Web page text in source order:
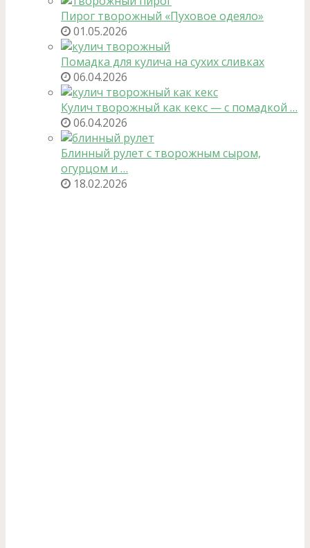
Пирог творожный «Пуховое одеяло»
01.05.2026
Помадка для кулича на сухих сливках
06.04.2026
Кулич творожный как кекс — с помадкой …
06.04.2026
Блинный рулет с творожным сыром,
огурцом и …
18.02.2026